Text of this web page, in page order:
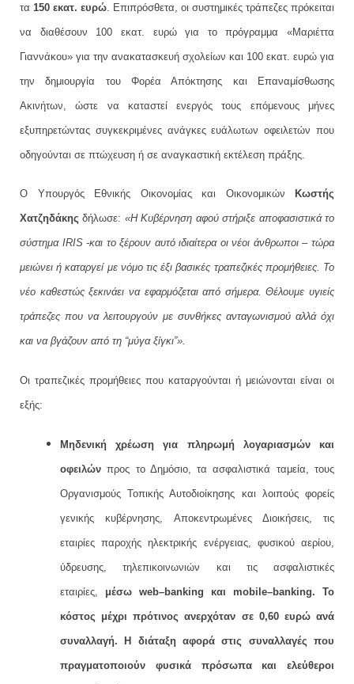
τα 150 εκατ. ευρώ . Επιπρόσθετα, οι συστημικές τράπεζες πρόκειται
να διαθέσουν 100 εκατ. ευρώ για το πρόγραμμα «Μαριέττα
Γιαννάκου» για την ανακατασκευή σχολείων και 100 εκατ. ευρώ για
την δημιουργία του Φορέα Απόκτησης και Επαναμίσθωσης
Ακινήτων, ώστε να καταστεί ενεργός τους επόμενους μήνες
εξυπηρετώντας συγκεκριμένες ανάγκες ευάλωτων οφειλετών που
οδηγούνται σε πτώχευση ή σε αναγκαστική εκτέλεση πράξης.
O Υπουργός Εθνικής Οικονομίας και Οικονομικών Κωστής
Χατζηδάκης δήλωσε: «Η Κυβέρνηση αφού στήριξε αποφασιστικά το
σύστημα IRIS -και το ξέρουν αυτό ιδιαίτερα οι νέοι άνθρωποι – τώρα
μειώνει ή καταργεί με νόμο τις έξι βασικές τραπεζικές προμήθειες. Το
νέο καθεστώς ξεκινάει να εφαρμόζεται από σήμερα. Θέλουμε υγιείς
τράπεζες που να λειτουργούν με συνθήκες ανταγωνισμού αλλά όχι
και να βγάζουν από τη “μύγα ξίγκι”».
Οι τραπεζικές προμήθειες που καταργούνται ή μειώνονται είναι οι
εξής:
Μηδενική χρέωση για πληρωμή λογαριασμών και
οφειλώνπρος το Δημόσιο, τα ασφαλιστικά ταμεία, τους
Οργανισμούς Τοπικής Αυτοδιοίκησης και λοιπούς φορείς
γενικής κυβέρνησης, Αποκεντρωμένες Διοικήσεις, τις
εταιρίες παροχής ηλεκτρικής ενέργειας, φυσικού αερίου,
ύδρευσης, τηλεπικοινωνιών και τις ασφαλιστικές
εταιρίες, μέσω web–banking και mobile–banking. Το
κόστος μέχρι πρότινος ανερχόταν σε 0,60 ευρώ ανά
συναλλαγή. Η διάταξη αφορά στις συναλλαγές που
πραγματοποιούν φυσικά πρόσωπα και ελεύθεροι